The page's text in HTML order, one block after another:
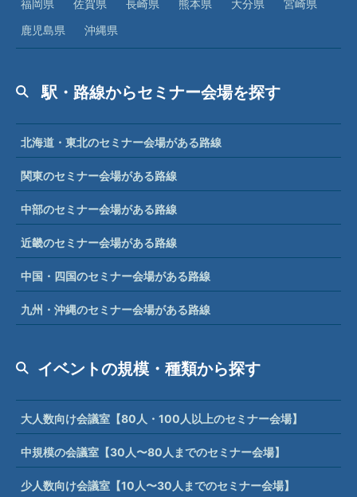
福岡県
佐賀県 長崎県 熊本県 大分県
宮崎県
鹿児島県
沖縄県
駅・路線からセミナー会場を探す
北海道・東北のセミナー会場がある路線
関東のセミナー会場がある路線
中部のセミナー会場がある路線
近畿のセミナー会場がある路線
中国・四国のセミナー会場がある路線
九州・沖縄のセミナー会場がある路線
イベントの規模・種類から探す
大人数向け会議室【80人・100人以上のセミナー会場】
中規模の会議室【30人〜80人までのセミナー会場】
少人数向け会議室【10人〜30人までのセミナー会場】